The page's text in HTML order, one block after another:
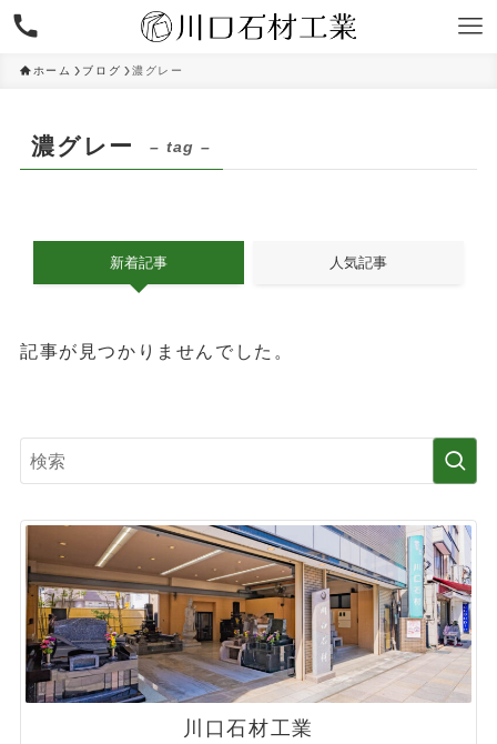
ホーム ブログ 濃グレー
濃グレー – tag –
新着記事 人気記事
記事が見つかりませんでした。
川口石材工業